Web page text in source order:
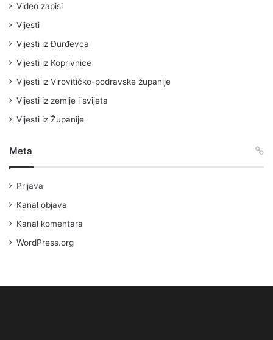
Video zapisi
Vijesti
Vijesti iz Đurđevca
Vijesti iz Koprivnice
Vijesti iz Virovitičko-podravske županije
Vijesti iz zemlje i svijeta
Vijesti iz Županije
Meta
Prijava
Kanal objava
Kanal komentara
WordPress.org